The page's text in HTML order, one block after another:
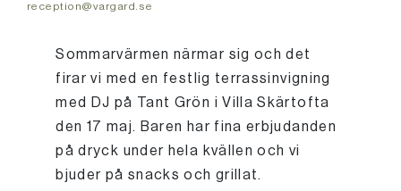
reception@vargard.se
Sommarvärmen närmar sig och det
firar vi med en festlig terrassinvigning
med DJ på Tant Grön i Villa Skärtofta
den 17 maj. Baren har fina erbjudanden
på dryck under hela kvällen och vi
bjuder på snacks och grillat.